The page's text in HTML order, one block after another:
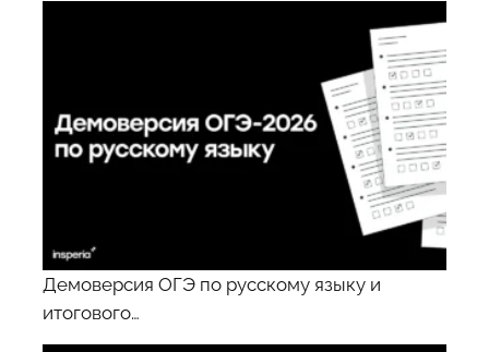
Демоверсия ОГЭ по русскому языку и
итогового…